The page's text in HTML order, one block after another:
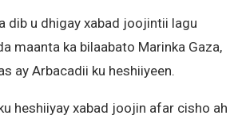
dib u dhigay xabad joojintii lagu
maanta ka bilaabato Marinka Gaza,
ay Arbacadii ku heshiiyeen.
heshiiyay xabad joojin afar cisho ah